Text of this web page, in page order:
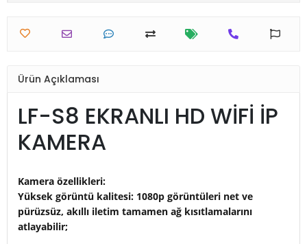
Ürün Açıklaması
LF-S8 EKRANLI HD WİFİ İP
KAMERA
Kamera özellikleri:
Yüksek görüntü kalitesi: 1080p görüntüleri net ve
pürüzsüz, akıllı iletim tamamen ağ kısıtlamalarını
atlayabilir;